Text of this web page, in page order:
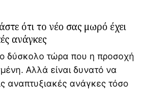
ότι το νέο σας μωρό έχει
ανάγκες
δύσκολο τώρα που η προσοχή
Αλλά είναι δυνατό να
αναπτυξιακές ανάγκες τόσο